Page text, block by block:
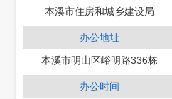
本溪市住房和城乡建设局
办公地址
本溪市明山区峪明路336栋
办公时间